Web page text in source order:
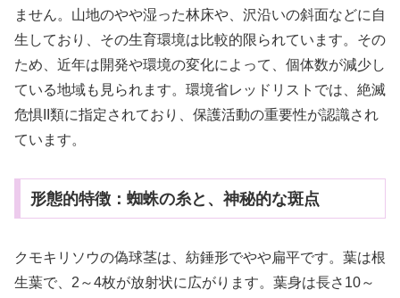
ません。山地のやや湿った林床や、沢沿いの斜面などに自
生しており、その生育環境は比較的限られています。その
ため、近年は開発や環境の変化によって、個体数が減少し
ている地域も見られます。環境省レッドリストでは、絶滅
危惧II類に指定されており、保護活動の重要性が認識され
ています。
形態的特徴：蜘蛛の糸と、神秘的な斑点
クモキリソウの偽球茎は、紡錘形でやや扁平です。葉は根
生葉で、2～4枚が放射状に広がります。葉身は長さ10～